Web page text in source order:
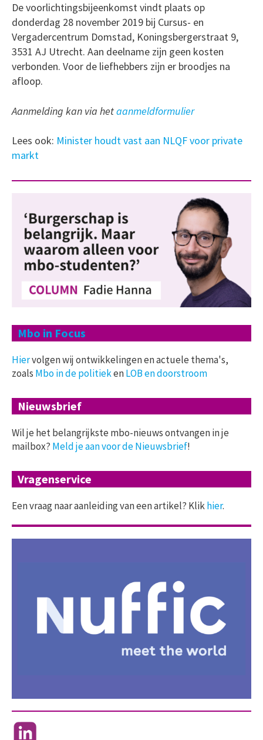
De voorlichtingsbijeenkomst vindt plaats op
donderdag 28 november 2019 bij Cursus- en
Vergadercentrum Domstad, Koningsbergerstraat 9,
3531 AJ Utrecht. Aan deelname zijn geen kosten
verbonden. Voor de liefhebbers zijn er broodjes na
afloop.
Aanmelding kan via hetaanmeldformulier
Lees ook: Minister houdt vast aan NLQF voor private
markt
Mbo in Focus
Hiervolgen wij ontwikkelingen en actuele thema's,
zoals Mbo in de politiekenLOB en doorstroom
Nieuwsbrief
Wil je het belangrijkste mbo-nieuws ontvangen in je
mailbox? Meld je aan voor de Nieuwsbrief!
Vragenservice
Een vraag naar aanleiding van een artikel? Klikhier.